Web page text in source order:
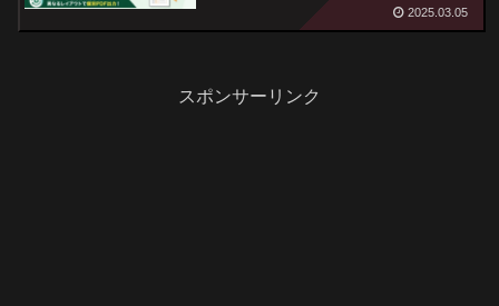
2025.03.05
スポンサーリンク